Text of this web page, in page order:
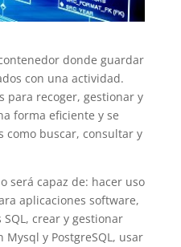
donde guardar
con una actividad.
para recoger, gestionar y
forma eficiente y se
como buscar, consultar y
será capaz de: hacer uso
aplicaciones software,
crear y gestionar
Mysql y PostgreSQL, usar